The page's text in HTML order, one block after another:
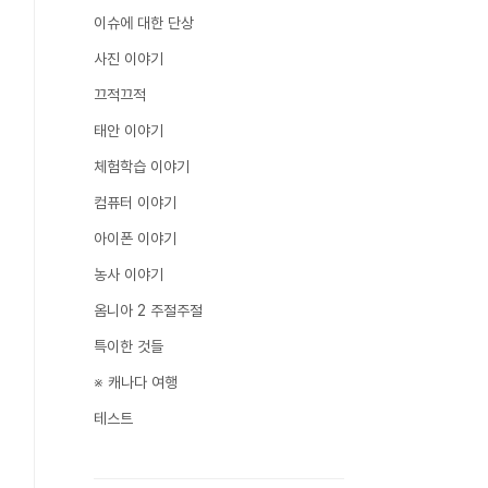
이슈에 대한 단상
사진 이야기
끄적끄적
태안 이야기
체험학습 이야기
컴퓨터 이야기
아이폰 이야기
농사 이야기
옴니아 2 주절주절
특이한 것들
※ 캐나다 여행
테스트